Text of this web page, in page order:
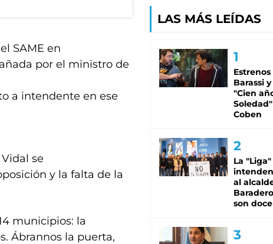
SAME en
por el ministro de
a intendente en ese
se
y la falta de la
municipios: la
Ábrannos la puerta,
LAS MÁS LEÍDAS
Estrenos
Barassi
"Cien
Coben
La
al
son doce